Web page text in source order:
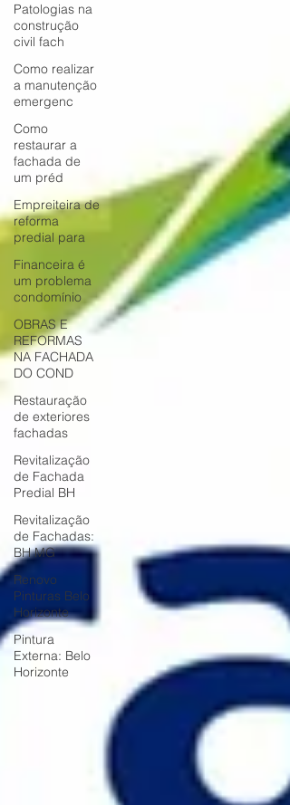
Patologias na
construção
civil fach
Como realizar
a manutenção
emergenc
Como
restaurar a
fachada de
um préd
Empreiteira de
reforma
predial para
Financeira é
um problema
condomínio
OBRAS E
REFORMAS
NA FACHADA
DO COND
Restauração
de exteriores
fachadas
Revitalização
de Fachada
Predial BH
Revitalização
de Fachadas:
BH MG
Renovo
Pinturas Belo
Horizonte
Pintura
Externa: Belo
Horizonte